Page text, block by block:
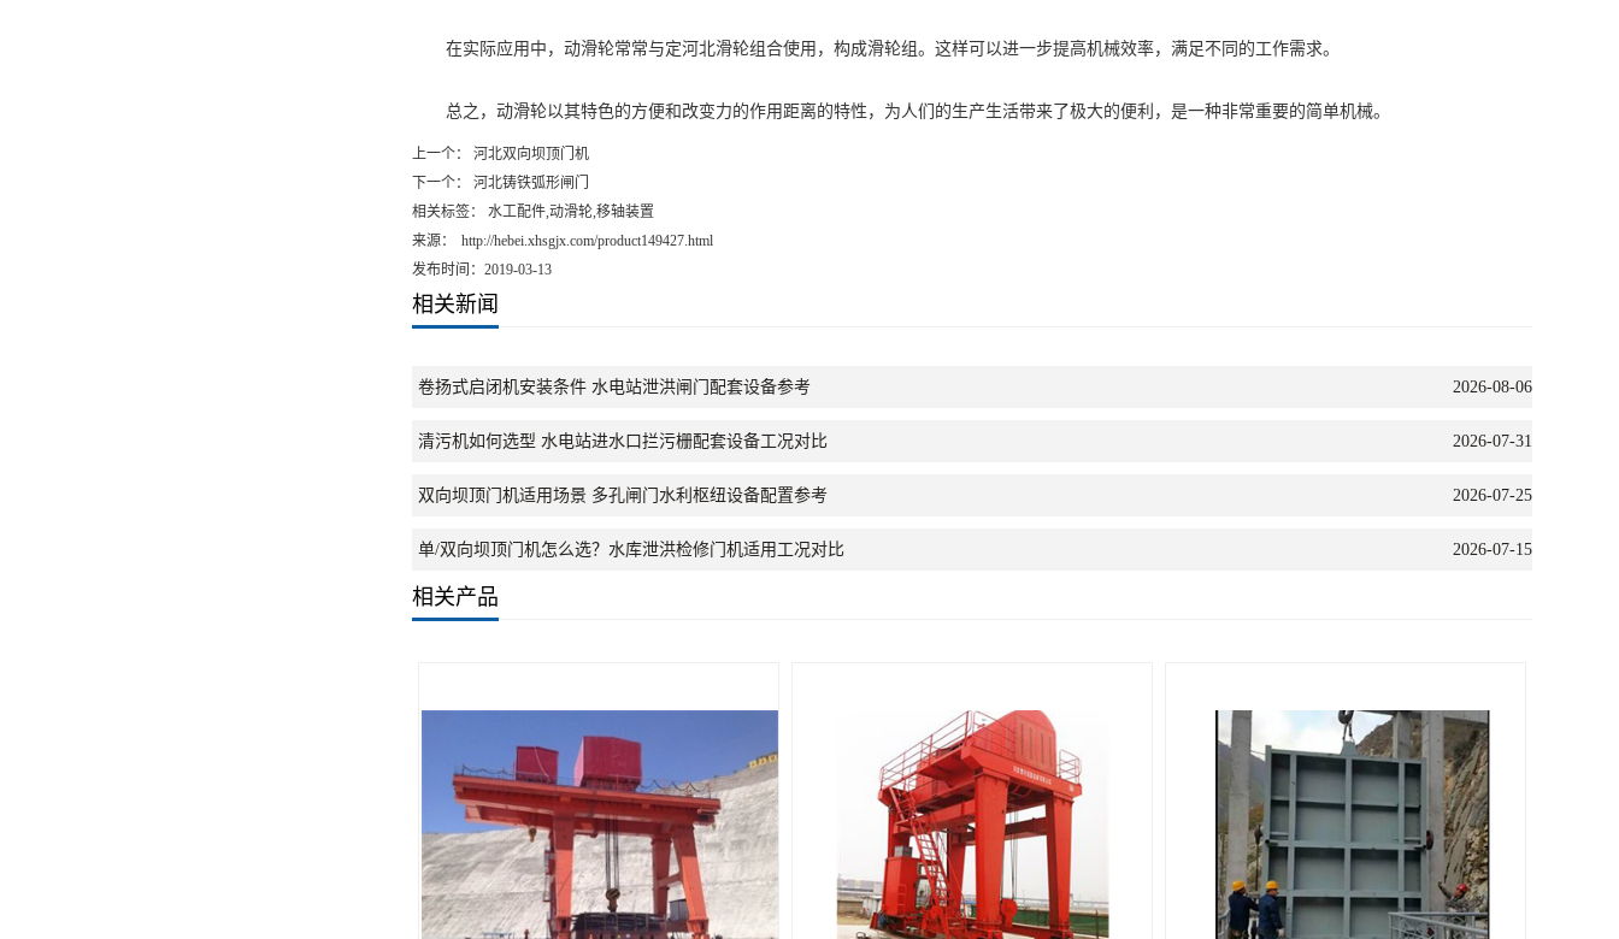
在实际应用中，动滑轮常常与定河北滑轮组合使用，构成滑轮组。这样可以进一步提高机械效率，满足不同的工作需求。
总之，动滑轮以其特色的方便和改变力的作用距离的特性，为人们的生产生活带来了极大的便利，是一种非常重要的简单机械。
上一个：
河北双向坝顶门机
下一个：
河北铸铁弧形闸门
相关标签： 水工配件,动滑轮,移轴装置
来源：
http://hebei.xhsgjx.com/product149427.html
发布时间：2019-03-13
相关新闻
卷扬式启闭机安装条件 水电站泄洪闸门配套设备参考 2026-08-06
清污机如何选型 水电站进水口拦污栅配套设备工况对比 2026-07-31
双向坝顶门机适用场景 多孔闸门水利枢纽设备配置参考 2026-07-25
单/双向坝顶门机怎么选？水库泄洪检修门机适用工况对比 2026-07-15
相关产品